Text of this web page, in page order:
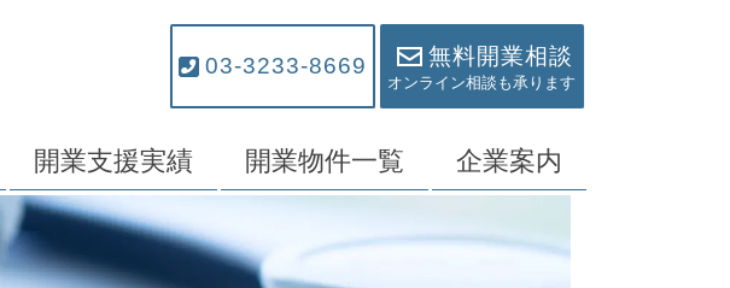
03-3233-8669 無料開業相談
オンライン相談も承ります
開業支援実績 開業物件一覧 企業案内